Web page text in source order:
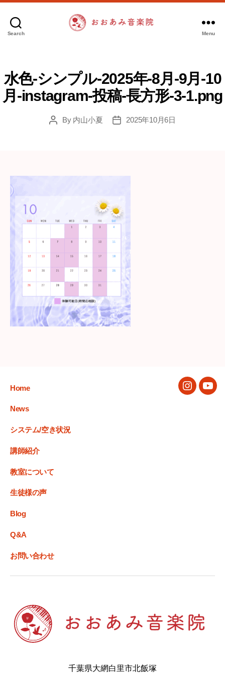
Search
み
音
楽
Menu
水色-シンプル-2025年-8月-9月-10
月-instagram-投稿-長方形-3-1.png
PostBy 内山小夏
Post2025年10月6日
Home
News
システム/空き状況
講師紹介
教室について
生徒様の声
Blog
Q&A
お問い合わせ
Instagram
千葉県大網白里市北飯塚